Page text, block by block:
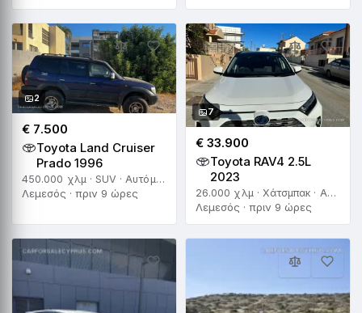
2
€ 7.500
Toyota Land Cruiser
Prado 1996
450.000 χλμ · SUV · Αυτόματο
Λεμεσός · πριν 9 ώρες
7
€ 33.900
Toyota RAV4 2.5L
2023
26.000 χλμ · Χάτσμπακ · Αυτόματο
Λεμεσός · πριν 9 ώρες